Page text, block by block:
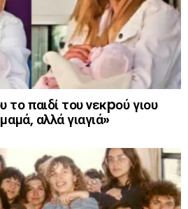
το παιδί του νεκpού γιου
αλλά γιαγιά»